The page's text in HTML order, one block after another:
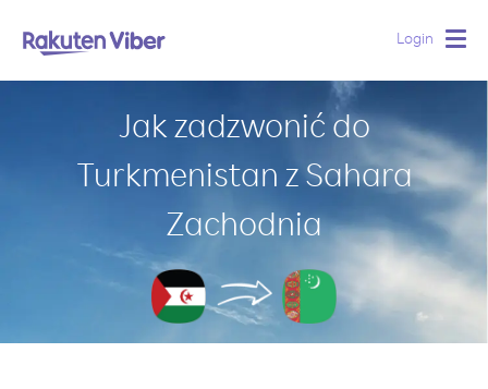
Login
Jak zadzwonić do
Turkmenistan z Sahara
Zachodnia